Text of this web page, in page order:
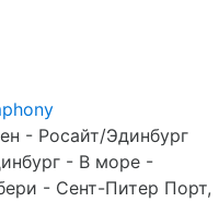
- Росайт/Эдинбург
- В море -
- Сент-Питер Порт,